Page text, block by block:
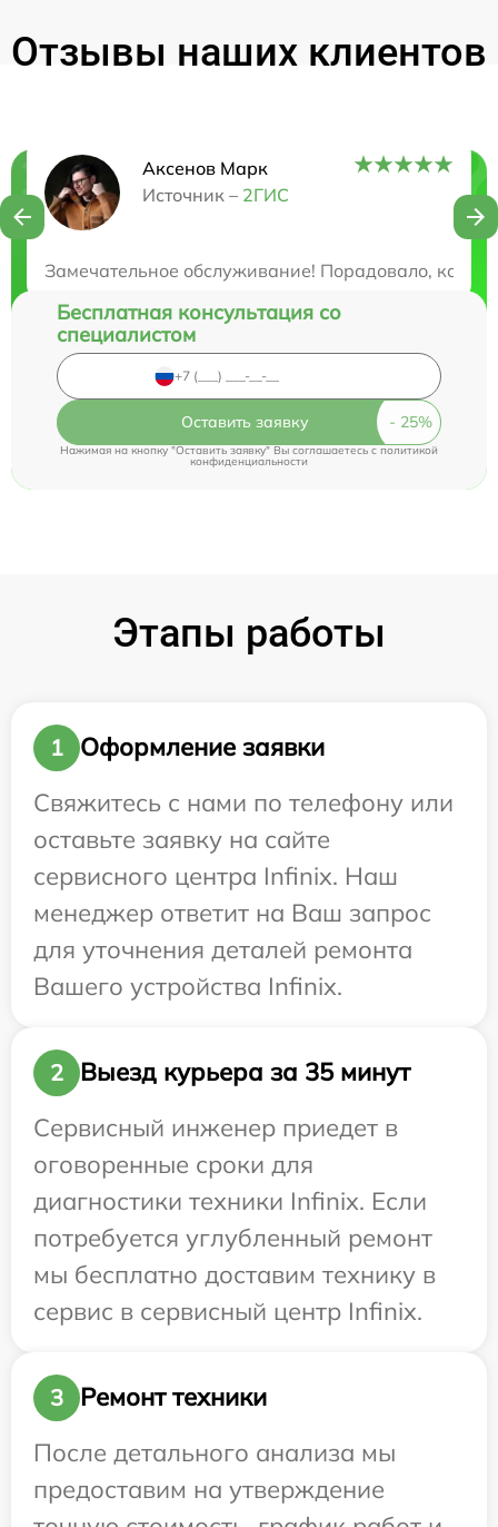
Отзывы наших клиентов
Аксенов Марк
Источник – 2ГИС
Замечательное обслуживание! Порадовало, как
Нужна консультация?
Бесплатная консультация со
специалистом
Оставить заявку
Нажимая на кнопку "Оставить заявку" Вы соглашаетесь cполитикой
конфиденциальности
Этапы работы
1
Оформление заявки
Свяжитесь с нами по телефону или
оставьте заявку на сайте
сервисного центра Infinix. Наш
менеджер ответит на Ваш запрос
для уточнения деталей ремонта
Вашего устройства Infinix.
2
Выезд курьера за 35 минут
Сервисный инженер приедет в
оговоренные сроки для
диагностики техники Infinix. Если
потребуется углубленный ремонт
мы бесплатно доставим технику в
сервис в сервисный центр Infinix.
3
Ремонт техники
После детального анализа мы
предоставим на утверждение